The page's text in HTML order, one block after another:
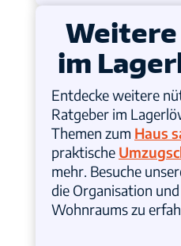
im
Entdecke weitere
Ratgeber im
Themen zum Haus
praktische
mehr. Besuche
die Organisation
Wohnraums zu